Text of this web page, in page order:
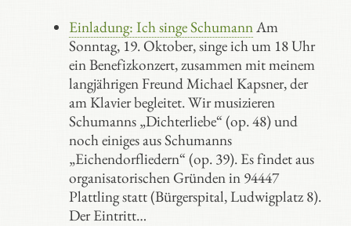
Einladung: Ich singe SchumannAm
Sonntag, 19. Oktober, singe ich um 18 Uhr
ein Benefizkonzert, zusammen mit meinem
langjährigen Freund Michael Kapsner, der
am Klavier begleitet. Wir musizieren
Schumanns „Dichterliebe“ (op. 48) und
noch einiges aus Schumanns
„Eichendorfliedern“ (op. 39). Es findet aus
organisatorischen Gründen in 94447
Plattling statt (Bürgerspital, Ludwigplatz 8).
Der Eintritt…